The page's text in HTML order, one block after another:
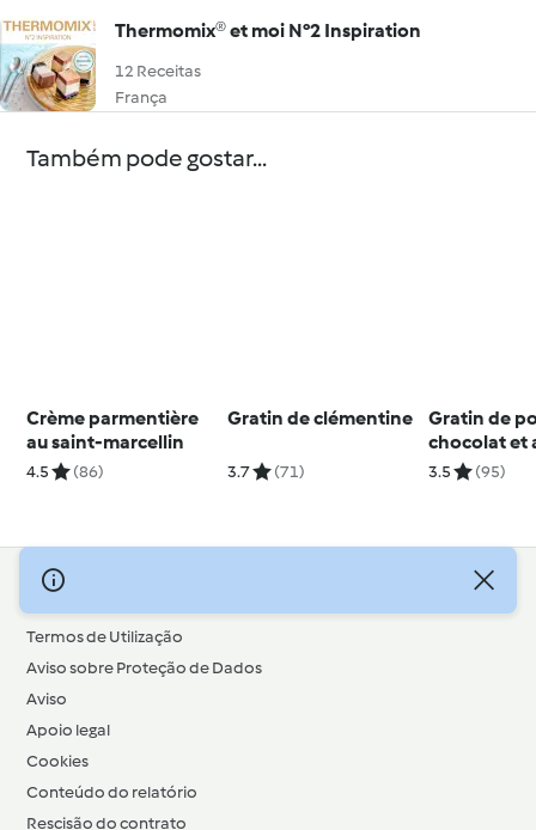
Thermomix® et moi N°2 Inspiration
12 Receitas
França
Também pode gostar...
Crème parmentière
au saint-marcellin
4.5 (86)
Gratin de clémentine
3.7 (71)
Gratin de
chocolat et
amandes
3.5 (95)
© Copyright 2026
Termos de Utilização
Aviso sobre Proteção de Dados
Aviso
Apoio legal
Cookies
Conteúdo do relatório
Rescisão do contrato